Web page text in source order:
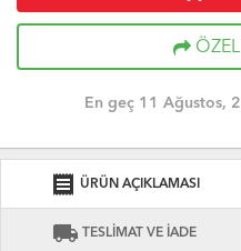
En geç 11 Ağustos,
receipt ÜRÜN AÇIKLAMASI
local_shipping TESLİMAT VE İADE